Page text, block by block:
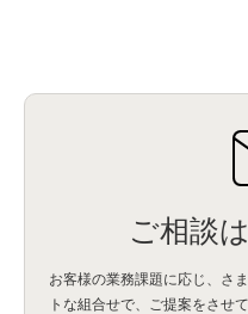
ご相談
お客様の業務課題に応じ、さ
トな組合せで、
ご提案をさせ